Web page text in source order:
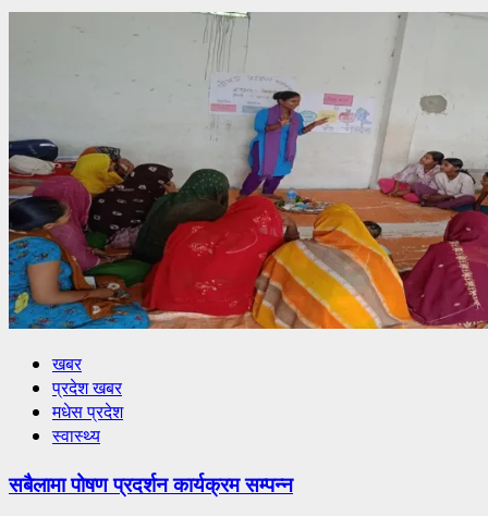
खबर
प्रदेश खबर
मधेस प्रदेश
स्वास्थ्य
सबैलामा पोषण प्रदर्शन कार्यक्रम सम्पन्न